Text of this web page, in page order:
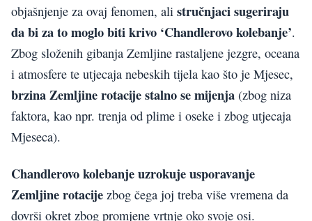
objašnjenje za ovaj fenomen, ali stručnjaci sugeriraju
da bi za to moglo biti krivo ‘Chandlerovo kolebanje’.
Zbog složenih gibanja Zemljine rastaljene jezgre, oceana
i atmosfere te utjecaja nebeskih tijela kao što je Mjesec,
brzina Zemljine rotacije stalno se mijenja (zbog niza
faktora, kao npr. trenja od plime i oseke i zbog utjecaja
Mjeseca).
Chandlerovo kolebanje uzrokuje usporavanje
Zemljine rotacije zbog čega joj treba više vremena da
dovrši okret zbog promjene vrtnje oko svoje osi.